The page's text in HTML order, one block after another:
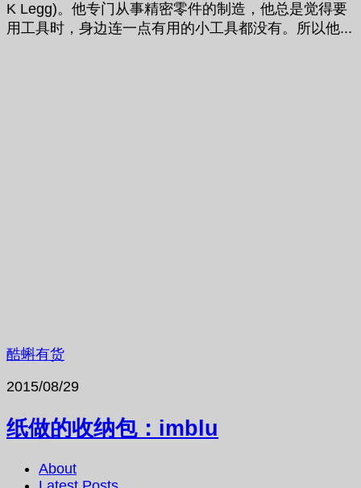
K Legg)。他专门从事精密零件的制造，他总是觉得要
用工具时，身边连一点有用的小工具都没有。所以他...
酷蝌有货
2015/08/29
纸做的收纳包：imblu
About